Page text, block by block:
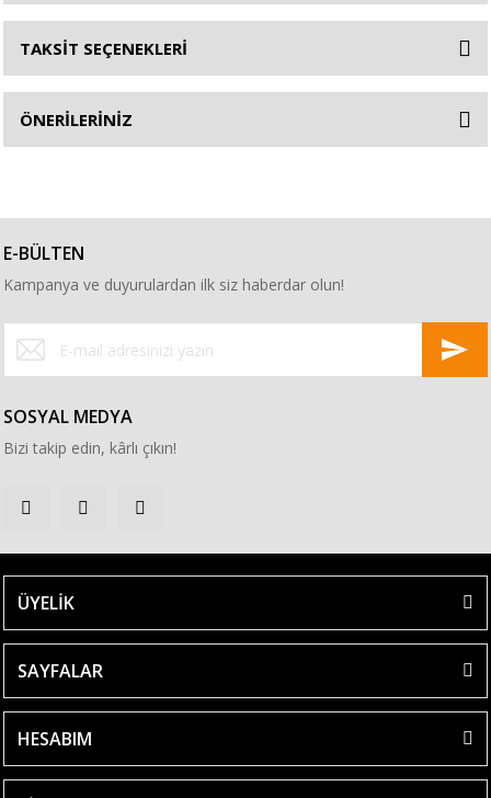
TAKSİT SEÇENEKLERİ
ÖNERİLERİNİZ
E-BÜLTEN
Kampanya ve duyurulardan ilk siz haberdar olun!
SOSYAL MEDYA
Bizi takip edin, kârlı çıkın!
ÜYELİK
SAYFALAR
HESABIM